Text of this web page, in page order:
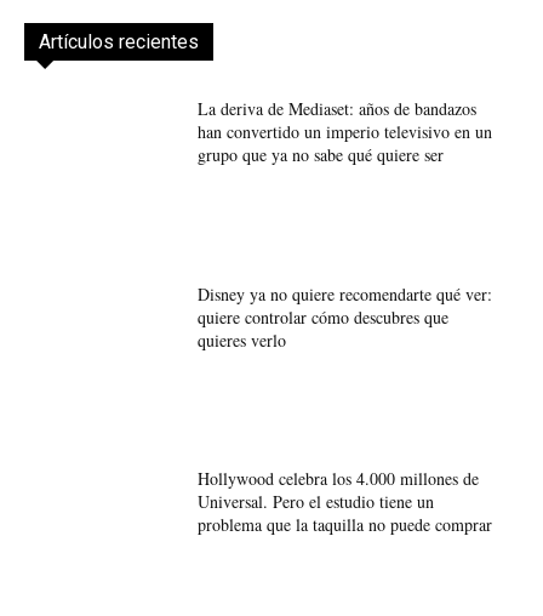
Artículos recientes
La deriva de Mediaset: años de bandazos
han convertido un imperio televisivo en un
grupo que ya no sabe qué quiere ser
Disney ya no quiere recomendarte qué ver:
quiere controlar cómo descubres que
quieres verlo
Hollywood celebra los 4.000 millones de
Universal. Pero el estudio tiene un
problema que la taquilla no puede comprar